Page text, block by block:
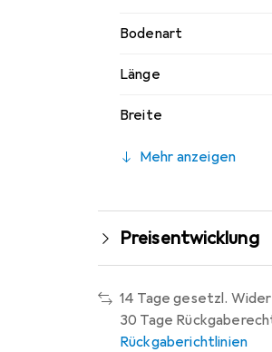
Bodenart
Länge
Breite
Mehr anzeigen
Preisentwicklung
14 Tage gesetzl.
30 Tage
Rückgaberichtlinien